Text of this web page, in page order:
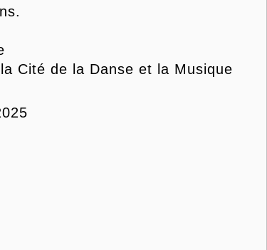
Cité de la Danse et la Musique